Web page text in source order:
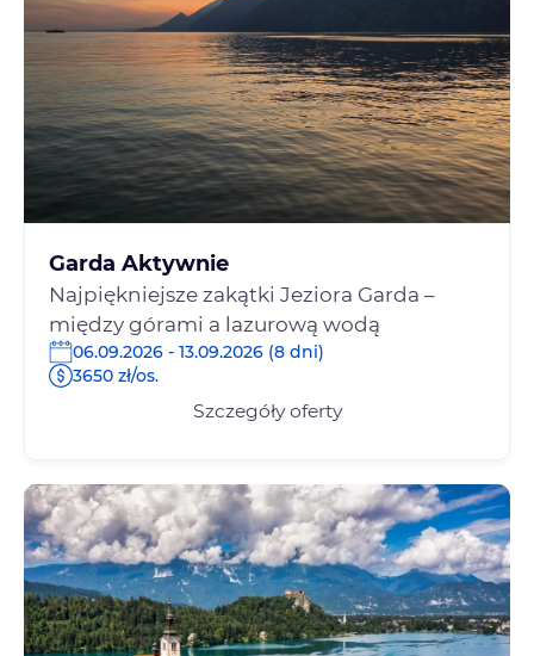
Garda Aktywnie
Najpiękniejsze zakątki Jeziora Garda –
między górami a lazurową wodą
06.09.2026 - 13.09.2026 (8 dni)
3650 zł/os.
Szczegóły oferty